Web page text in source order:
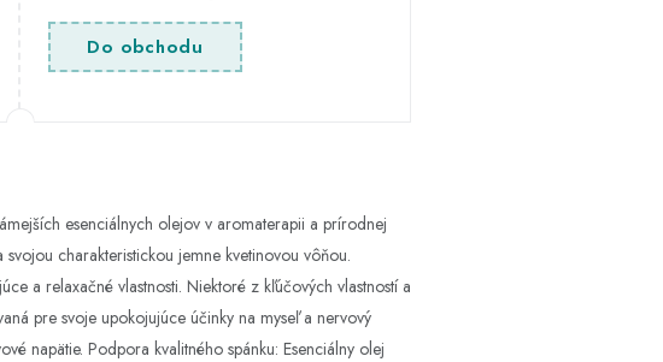
Do obchodu
esenciálnych olejov v aromaterapii a prírodnej
charakteristickou jemne kvetinovou vôňou.
a relaxačné vlastnosti. Niektoré z kľúčových vlastností a
pre svoje upokojujúce účinky na myseľ a nervový
napätie. Podpora kvalitného spánku: Esenciálny olej